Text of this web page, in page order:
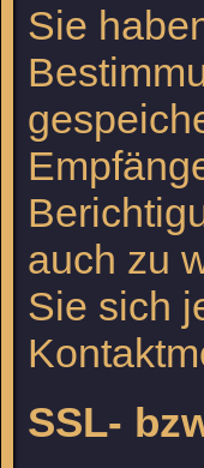
Sie
auch zu
Sie sich
SSL-